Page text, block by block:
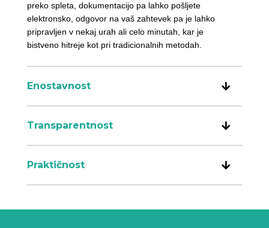
preko spleta, dokumentacijo pa lahko pošljete
elektronsko, odgovor na vaš zahtevek pa je lahko
pripravljen v nekaj urah ali celo minutah, kar je
bistveno hitreje kot pri tradicionalnih metodah.
Enostavnost
Transparentnost
Praktičnost